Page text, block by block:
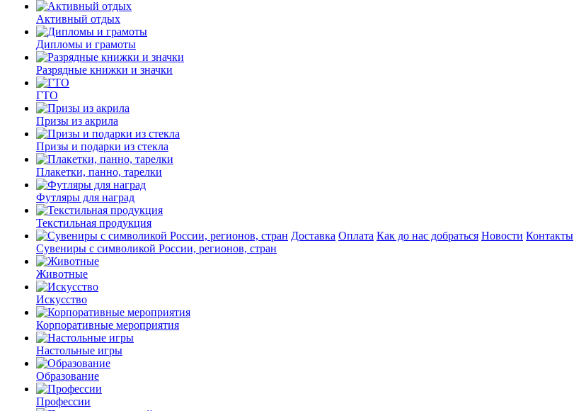
Активный отдых
Дипломы и грамоты
Разрядные книжки и значки
ГТО
Призы из акрила
Призы и подарки из стекла
Плакетки, панно, тарелки
Футляры для наград
Текстильная продукция
Сувениры с символикой России, регионов, стран
Животные
Искусство
Корпоративные мероприятия
Настольные игры
Образование
Профессии
Доставка Оплата Как до нас добраться Новости Контакты